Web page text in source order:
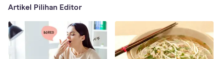
Artikel Pilihan Editor